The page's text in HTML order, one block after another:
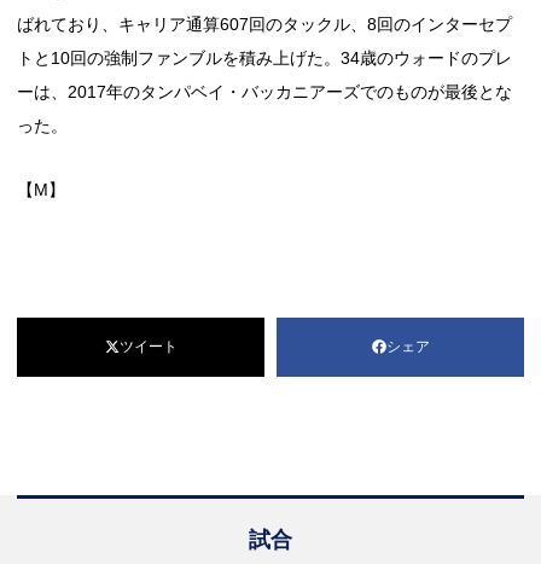
ばれており、キャリア通算607回のタックル、8回のインターセプ
トと10回の強制ファンブルを積み上げた。34歳のウォードのプレ
ーは、2017年のタンパベイ・バッカニアーズでのものが最後とな
った。
【M】
ツイート シェア
試合